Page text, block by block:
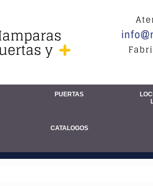
PUERTAS
CATALOGOS